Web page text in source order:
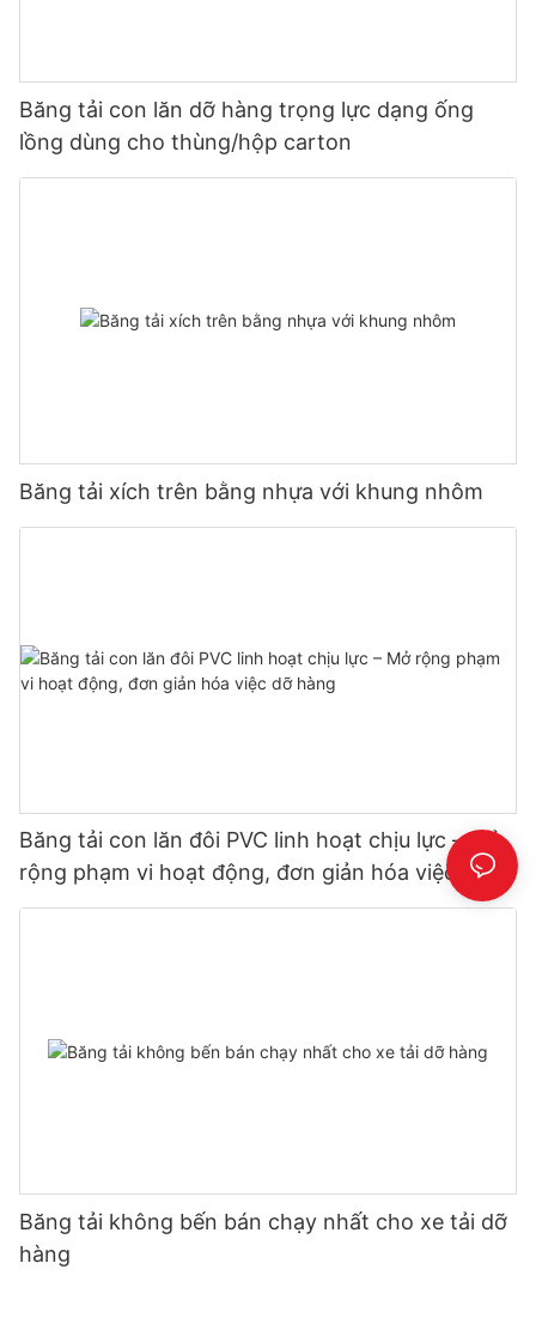
Băng tải con lăn dỡ hàng trọng lực dạng ống
lồng dùng cho thùng/hộp carton
Băng tải xích trên bằng nhựa với khung nhôm
Băng tải con lăn đôi PVC linh hoạt chịu lực – Mở
rộng phạm vi hoạt động, đơn giản hóa việc dỡ
hàng
Băng tải không bến bán chạy nhất cho xe tải dỡ
hàng